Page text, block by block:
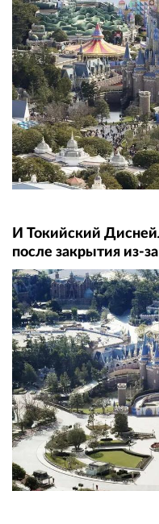
И Токийский
после закрытия из-